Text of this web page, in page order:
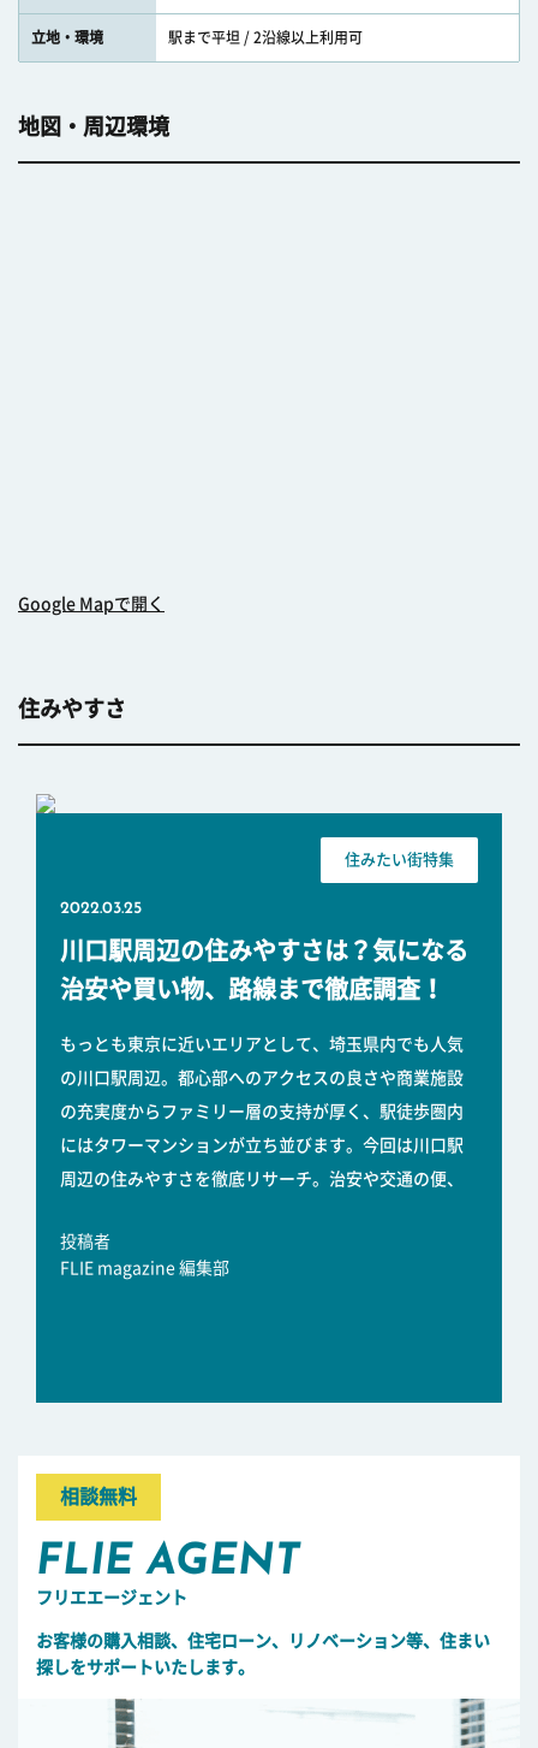
立地・環境 駅まで平坦 / 2沿線以上利用可
地図・周辺環境
Google Mapで開く
住みやすさ
住みたい街特集
2022.03.25
川口駅周辺の住みやすさは？気になる
治安や買い物、路線まで徹底調査！
もっとも東京に近いエリアとして、埼玉県内でも人気
の川口駅周辺。都心部へのアクセスの良さや商業施設
の充実度からファミリー層の支持が厚く、駅徒歩圏内
にはタワーマンションが立ち並びます。今回は川口駅
周辺の住みやすさを徹底リサーチ。治安や交通の便、
投稿者
FLIE magazine 編集部
相談無料
FLIE AGENT
フリエエージェント
お客様の購入相談、住宅ローン、リノベーション等、住まい
探しをサポートいたします。